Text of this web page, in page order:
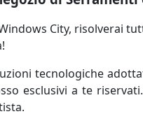
City, risolverai
tecnologiche
esclusivi a te